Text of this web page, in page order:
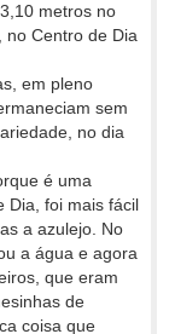
metros no
no Centro de Dia
em pleno
sem
no dia
é uma
Dia, foi mais fácil
a azulejo. No
a água e agora
que eram
de
coisa que